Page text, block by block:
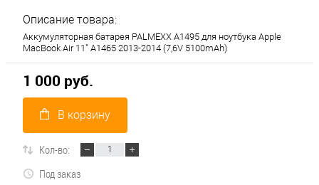
Описание товара:
Аккумуляторная батарея PALMEXX A1495 для ноутбука Apple
MacBook Air 11" A1465 2013-2014 (7,6V 5100mAh)
1 000 руб.
В корзину
Кол-во:
Под заказ